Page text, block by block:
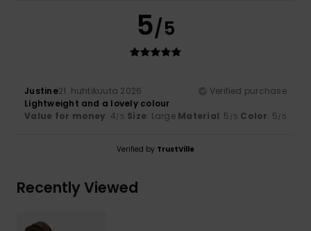
5/5
Justine21. huhtikuuta 2026
Verified purchase
Lightweight and a lovely colour
Value for money: 4/5 Size: Large Material: 5 /5 Color: 5/5
Verified by TrustVille
Recently Viewed